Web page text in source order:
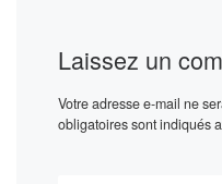
Laissez un
Votre adresse e-mail ne
obligatoires sont indiqués